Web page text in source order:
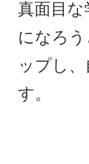
真面目
になろ
ップし
す。